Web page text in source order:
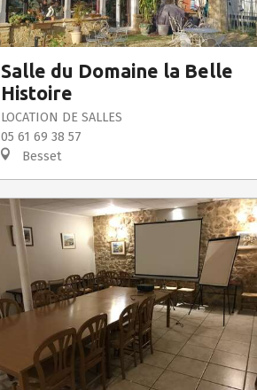
Salle du Domaine la Belle
Histoire
LOCATION DE SALLES
05 61 69 38 57
Besset